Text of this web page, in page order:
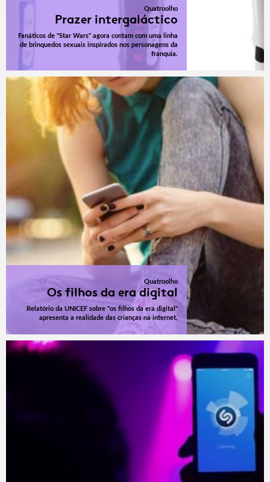
Quatroolho
Prazer intergaláctico
Fanáticos de "Star Wars" agora contam com uma linha
de brinquedos sexuais inspirados nos personagens da
franquia.
Quatroolho
Os filhos da era digital
Relatório da UNICEF sobre "os filhos da era digital"
apresenta a realidade das crianças na internet.